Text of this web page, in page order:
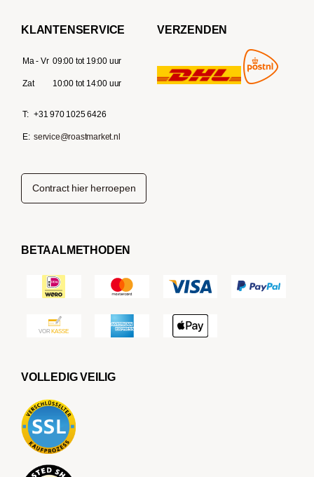
KLANTENSERVICE
Ma - Vr 09:00 tot 19:00 uur
Zat 10:00 tot 14:00 uur
T: +31 970 1025 6426
E: service@roastmarket.nl
VERZENDEN
Contract hier herroepen
BETAALMETHODEN
VOLLEDIG VEILIG